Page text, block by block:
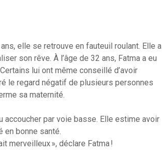
elle se retrouve en fauteuil roulant. Elle a
son rêve. À l’âge de 32 ans, Fatma a eu
lui ont même conseillé d’avoir
le regard négatif de plusieurs personnes
sa maternité.
accoucher par voie basse. Elle estime avoir
bonne santé.
merveilleux », déclare Fatma !